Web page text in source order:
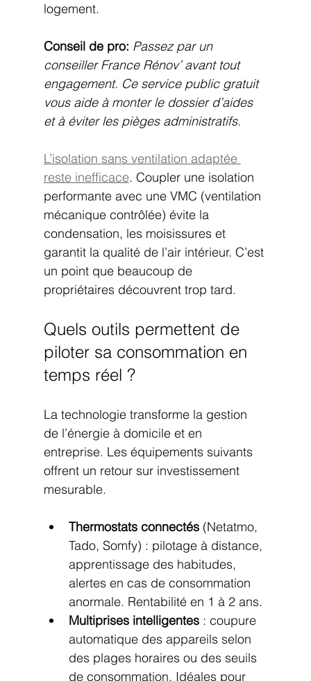
logement.
Conseil de pro: Passez par un
conseiller France Rénov’ avant tout
engagement. Ce service public gratuit
vous aide à monter le dossier d’aides
et à éviter les pièges administratifs.
L’isolation sans ventilation adaptée
reste inefficace. Coupler une isolation
performante avec une VMC (ventilation
mécanique contrôlée) évite la
condensation, les moisissures et
garantit la qualité de l’air intérieur. C’est
un point que beaucoup de
propriétaires découvrent trop tard.
Quels outils permettent de
piloter sa consommation en
temps réel ?
La technologie transforme la gestion
de l’énergie à domicile et en
entreprise. Les équipements suivants
offrent un retour sur investissement
mesurable.
Thermostats connectés (Netatmo,
Tado, Somfy) : pilotage à distance,
apprentissage des habitudes,
alertes en cas de consommation
anormale. Rentabilité en 1 à 2 ans.
Multiprises intelligentes : coupure
automatique des appareils selon
des plages horaires ou des seuils
de consommation. Idéales pour